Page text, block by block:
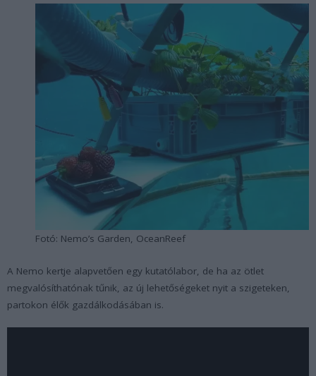
Fotó: Nemo’s Garden, OceanReef
A Nemo kertje alapvetően egy kutatólabor, de ha az ötlet
megvalósíthatónak tűnik, az új lehetőségeket nyit a szigeteken,
partokon élők gazdálkodásában is.